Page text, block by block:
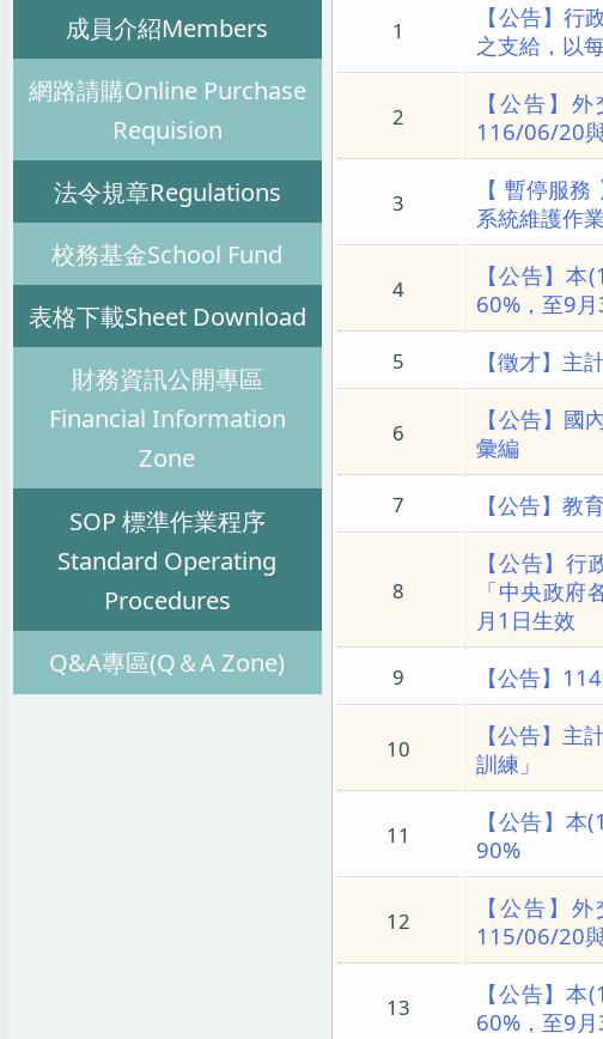
成員介紹Members
網路請購Online Purchase
Requision
法令規章Regulations
校務基金School Fund
表格下載Sheet Download
財務資訊公開專區
Financial Information
Zone
SOP 標準作業程序
Standard Operating
Procedures
Q&A專區(Q＆A Zone)
1
【公告】
之支給，以
2
【公告】
116/06/20
3
【 暫停服
系統維護作業
4
【公告】
60%，至9
5 【徵才】
6
【公告】
彙編
7 【公告】教
8
【公告】
「中央政
月1日生效
9 【公告】
10
【公告】
訓練」
11
【公告】
90%
12
【公告】
115/06/20
13
【公告】
60%，至9